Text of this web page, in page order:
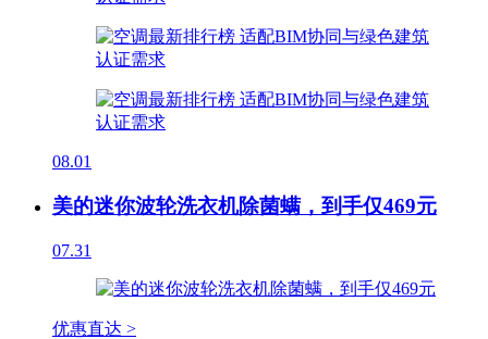
08.01
美的迷你波轮洗衣机除菌螨，到手仅469元
07.31
优惠直达 >